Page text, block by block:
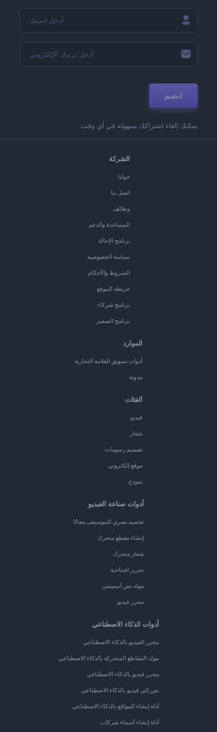
انضم
يمكنك إلغاء اشتراكك بسهولة في أي وقت.
الشركة
حولنا
اتصل بنا
وظائف
المساعدة والدعم
برنامج الإحالة
سياسة الخصوصية
الشروط والأحكام
خريطة الموقع
برنامج شركاء
برنامج السفير
الموارد
أدوات تسويق العلامة التجارية
مدونة
الفئات
فيديو
شعار
تصميم رسومات
موقع إلكتروني
نموذج
أدوات صناعة الفيديو
تجسيد بصري للموسيقى مجانًا
إنشاء مقطع متحرك
شعار متحرك
تحرير افتتاحية
مولد نص أنيميشن
محرر فيديو
أدوات الذكاء الاصطناعي
محرر الفيديو بالذكاء الاصطناعي
مولد المقاطع المتحركة بالذكاء الاصطناعي
محرر فيديو بالذكاء الاصطناعي
نص إلى فيديو بالذكاء الاصطناعي
أداة إنشاء المواقع بالذكاء الاصطناعي
أداة إنشاء أسماء شركات